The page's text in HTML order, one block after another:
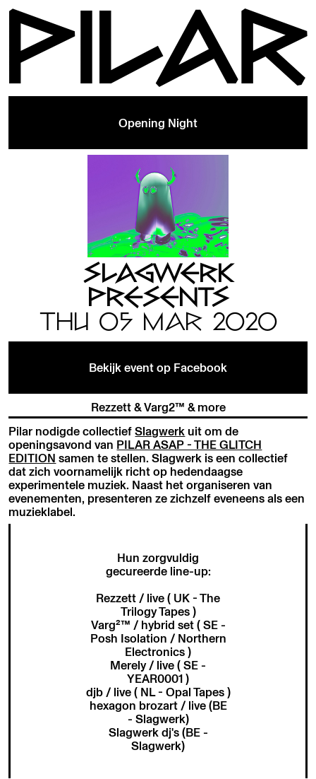
Opening Night
SLAGWERK
PRESENTS
THU 05 MAR 2020
Bekijk event op Facebook
Rezzett & Varg2™ & more
Pilar nodigde collectiefSlagwerk uit om de
openingsavond van PILAR ASAP - THE GLITCH
EDITION samen te stellen. Slagwerk is een collectief
dat zich voornamelijk richt op hedendaagse
experimentele muziek. Naast het organiseren van
evenementen, presenteren ze zichzelf eveneens als een
muzieklabel.
Hun zorgvuldig
gecureerde line-up:
Rezzett / live ( UK - The
Trilogy Tapes )
Varg²™ / hybrid set ( SE -
Posh Isolation / Northern
Electronics )
Merely / live ( SE -
YEAR0001 )
djb / live ( NL - Opal Tapes )
hexagon brozart / live (BE
- Slagwerk)
Slagwerk dj's (BE -
Slagwerk)